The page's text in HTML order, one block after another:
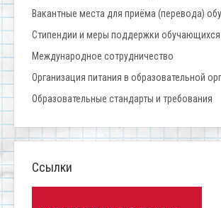
Вакантные места для приёма (перевода)
Стипендии и меры поддержки обучающихся
Международное сотрудничество
Организация питания в образовательной
Образовательные стандарты и требования
Ссылки